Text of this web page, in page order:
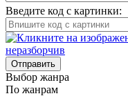
Введите код с картинки:
Отправить
Вы­бор жан­ра
По жан­рам